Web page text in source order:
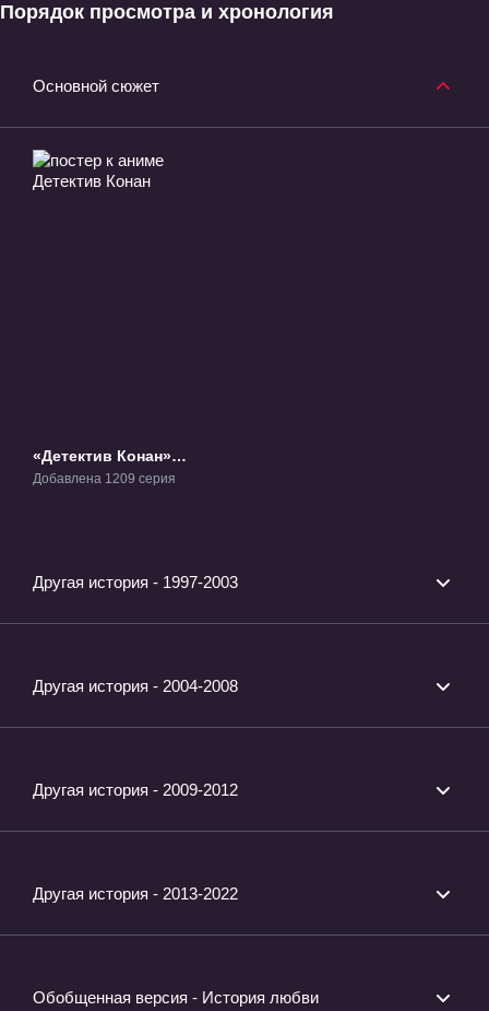
Порядок просмотра и хронология
Основной сюжет
«Детектив Конан»
ТВ-1
Добавлена 1209 серия
Другая история - 1997-2003
Другая история - 2004-2008
Другая история - 2009-2012
Другая история - 2013-2022
Обобщенная версия - История любви